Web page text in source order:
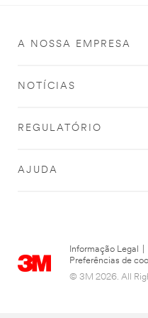
por
a
Recebemos
mensagem
a
sua
consulta
A NOSSA EMPRESA
NOTÍCIAS
REGULATÓRIO
AJUDA
Informação Legal
Preferências de
© 3M 2026. All